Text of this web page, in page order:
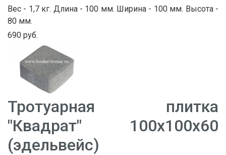
Вес - 1,7 кг. Длина - 100 мм. Ширина - 100 мм. Высота -
80 мм.
690 руб.
Тротуарная плитка
"Квадрат" 100х100х60
(эдельвейс)